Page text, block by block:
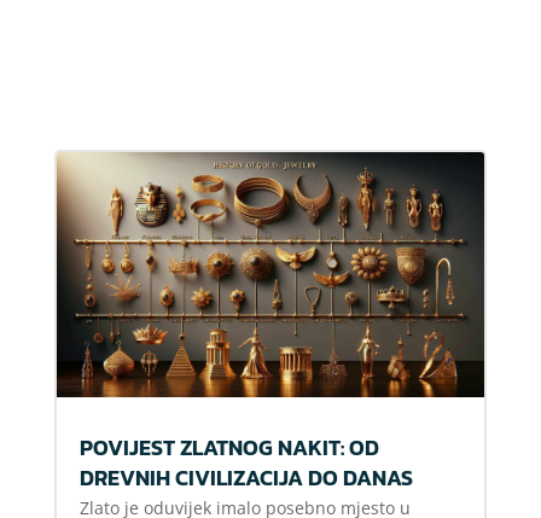
POVIJEST ZLATNOG NAKIT: OD
DREVNIH CIVILIZACIJA DO DANAS
Zlato je oduvijek imalo posebno mjesto u